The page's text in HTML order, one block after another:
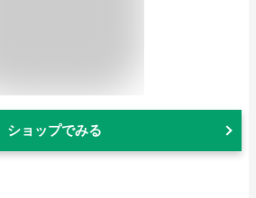
ショップでみる